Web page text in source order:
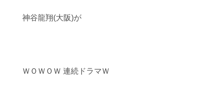
神谷龍翔(大阪)が
ＷＯＷＯＷ 連続ドラマＷ